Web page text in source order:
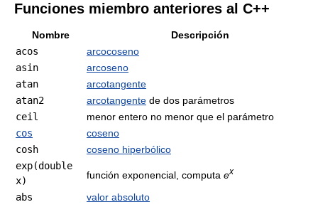
Funciones miembro anteriores al C++
Nombre
Descripción
acos
arcocoseno
asin
arcoseno
atan
arcotangente
atan2
arcotangente de dos parámetros
ceil
menor entero no menor que el parámetro
cos
coseno
cosh
coseno hiperbólico
exp(double
x)
función exponencial, computa ex
abs
valor absoluto